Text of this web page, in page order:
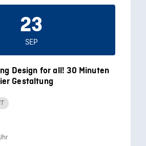
Design for all! 30 Minuten
Gestaltung
23
SEP